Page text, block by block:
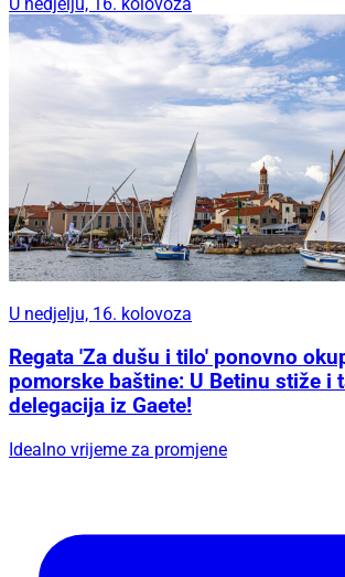
U nedjelju, 16. kolovoza
U nedjelju, 16. kolovoza
Regata 'Za dušu i tilo' ponovno
pomorske baštine: U Betinu stiže i
delegacija iz Gaete!
Idealno vrijeme za promjene